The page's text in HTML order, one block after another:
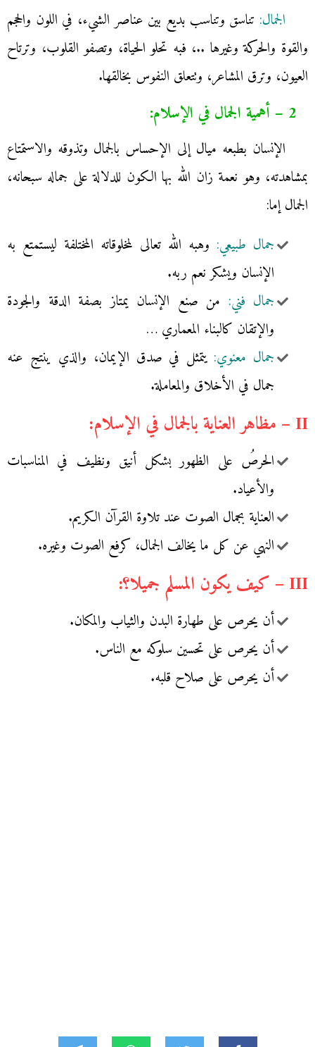
الجمال: تناسق وتناسب بديع بين عناصر الشيء، في اللون والحجم
والقوة والحركة وغيرها ..، فبه تحلو الحياة، وتصفو القلوب، وترتاح
العيون، وترق المشاعر، وتتعلق النفوس بخالقها.
2 – أهمية الجمال في الإسلام:
الإنسان بطبعه ميال إلى الإحساس بالجمال وتذوقه والاستمتاع
بمشاهدته، وهو نعمة زان الله بها الكون للدلالة على جماله سبحانه،
الجمال إما:
جمال طبيعي: وهبه الله تعالى لمخلوقاته المختلفة ليستمتع به
الإنسان ويشكر نعم ربه.
جمال فني: من صنع الإنسان يمتاز بصفة الدقة والجودة
والإتقان كالبناء المعماري …
جمال معنوي: يتمثل في صدق الإيمان، والذي ينتج عنه
جمال في الأخلاق والمعاملة.
II – مظاهر العناية بالجمال في الإسلام:
الحرصُ على الظهور بشكل أنيق ونظيف في المناسبات
والأعياد.
العناية بجمال الصوت عند تلاوة القرآن الكريم.
النهي عن كل ما يخالف الجمال، كرفع الصوت وغيره.
III – كيف يكون المسلم جميلا؟:
أن يحرص على طهارة البدن والثياب والمكان.
أن يحرص على تحسين سلوكه مع الناس.
أن يحرص على صلاح قلبه.